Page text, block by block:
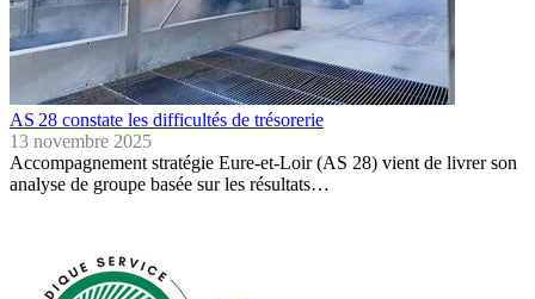
AS 28 constate les difficultés de trésorerie
13 novembre 2025
Accompagnement stratégie Eure-et-Loir (AS 28) vient de livrer son
analyse de groupe basée sur les résultats…